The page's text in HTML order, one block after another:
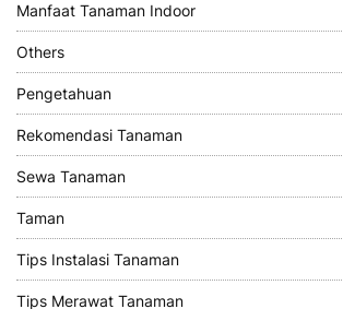
Manfaat Tanaman Indoor
Others
Pengetahuan
Rekomendasi Tanaman
Sewa Tanaman
Taman
Tips Instalasi Tanaman
Tips Merawat Tanaman